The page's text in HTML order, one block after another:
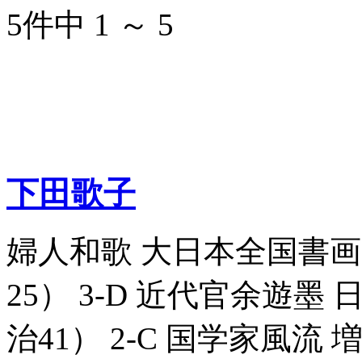
5件中 1 ～ 5
下田歌子
婦人和歌 大日本全国書
25） 3-D 近代官余遊墨
治41） 2-C 国学家風流